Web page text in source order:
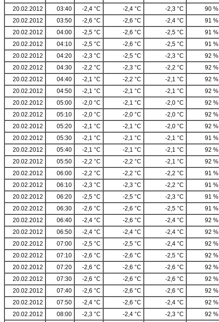
20.02.2012
03:40 -2,4 °C -2,4 °C -2,3 °C
90 %
20.02.2012
03:50 -2,6 °C -2,6 °C -2,4 °C
91 %
20.02.2012
04:00 -2,5 °C -2,6 °C -2,5 °C
91 %
20.02.2012
04:10 -2,5 °C -2,6 °C -2,5 °C
91 %
20.02.2012
04:20 -2,3 °C -2,5 °C -2,3 °C
92 %
20.02.2012
04:30 -2,2 °C -2,3 °C -2,2 °C
92 %
20.02.2012
04:40 -2,1 °C -2,2 °C -2,1 °C
92 %
20.02.2012
04:50 -2,1 °C -2,1 °C -2,1 °C
92 %
20.02.2012
05:00 -2,0 °C -2,1 °C -2,0 °C
92 %
20.02.2012
05:10 -2,0 °C -2,0 °C -2,0 °C
92 %
20.02.2012
05:20 -2,1 °C -2,1 °C -2,0 °C
92 %
20.02.2012
05:30 -2,1 °C -2,1 °C -2,1 °C
91 %
20.02.2012
05:40 -2,1 °C -2,1 °C -2,1 °C
92 %
20.02.2012
05:50 -2,2 °C -2,2 °C -2,1 °C
92 %
20.02.2012
06:00 -2,2 °C -2,2 °C -2,2 °C
91 %
20.02.2012
06:10 -2,3 °C -2,3 °C -2,2 °C
91 %
20.02.2012
06:20 -2,5 °C -2,5 °C -2,3 °C
91 %
20.02.2012
06:30 -2,6 °C -2,6 °C -2,5 °C
91 %
20.02.2012
06:40 -2,4 °C -2,6 °C -2,4 °C
92 %
20.02.2012
06:50 -2,4 °C -2,4 °C -2,4 °C
92 %
20.02.2012
07:00 -2,5 °C -2,5 °C -2,4 °C
92 %
20.02.2012
07:10 -2,6 °C -2,6 °C -2,5 °C
92 %
20.02.2012
07:20 -2,6 °C -2,6 °C -2,6 °C
92 %
20.02.2012
07:30 -2,6 °C -2,6 °C -2,6 °C
92 %
20.02.2012
07:40 -2,6 °C -2,6 °C -2,6 °C
92 %
20.02.2012
07:50 -2,4 °C -2,6 °C -2,4 °C
92 %
20.02.2012
08:00 -2,3 °C -2,4 °C -2,3 °C
92 %